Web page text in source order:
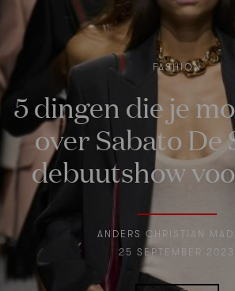
FASHION
5 dingen die je
over Sabato De
debuutshow
ANDERS CHRISTIAN
25 SEPTEMBER 2023